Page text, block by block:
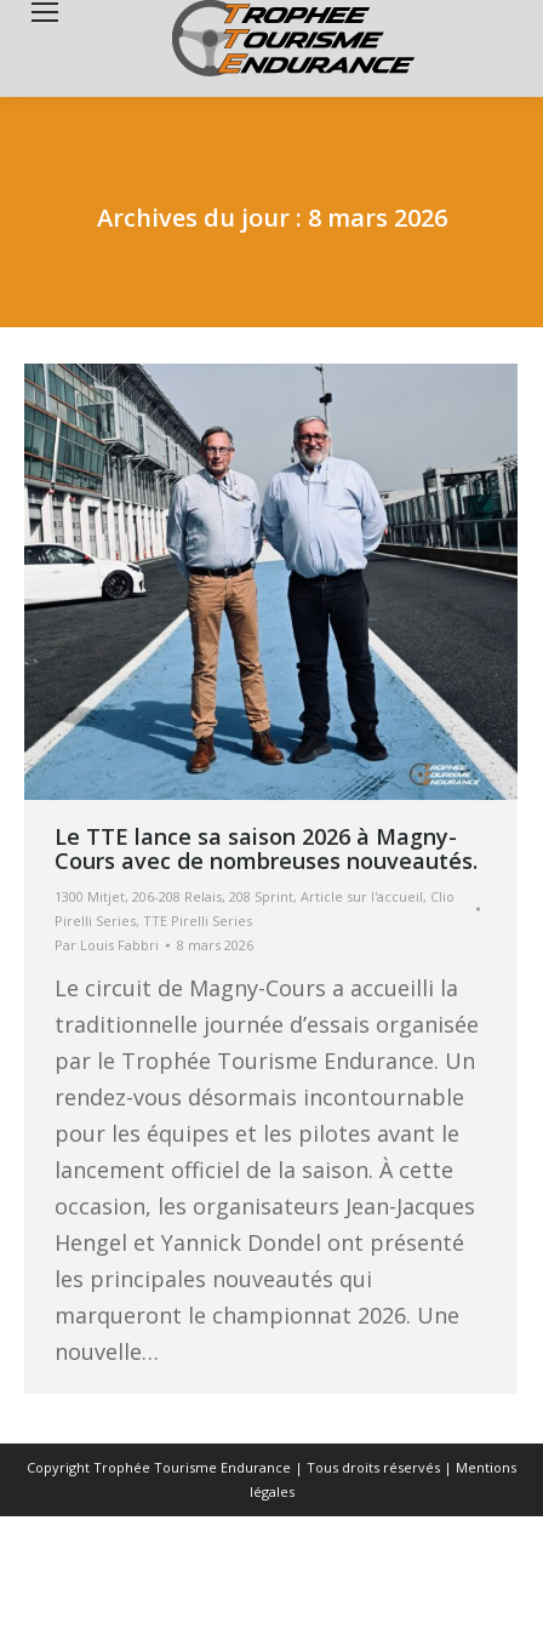
Archives du jour : 8 mars 2026
Le TTE lance sa saison 2026 à Magny-
Cours avec de nombreuses nouveautés.
1300 Mitjet, 206-208 Relais, 208 Sprint, Article sur l'accueil, Clio
Pirelli Series, TTE Pirelli Series
Par Louis Fabbri 8 mars 2026
Le circuit de Magny-Cours a accueilli la
traditionnelle journée d’essais organisée
par le Trophée Tourisme Endurance. Un
rendez-vous désormais incontournable
pour les équipes et les pilotes avant le
lancement officiel de la saison. À cette
occasion, les organisateurs Jean-Jacques
Hengel et Yannick Dondel ont présenté
les principales nouveautés qui
marqueront le championnat 2026. Une
nouvelle…
Copyright Trophée Tourisme Endurance | Tous droits réservés | Mentions
légales